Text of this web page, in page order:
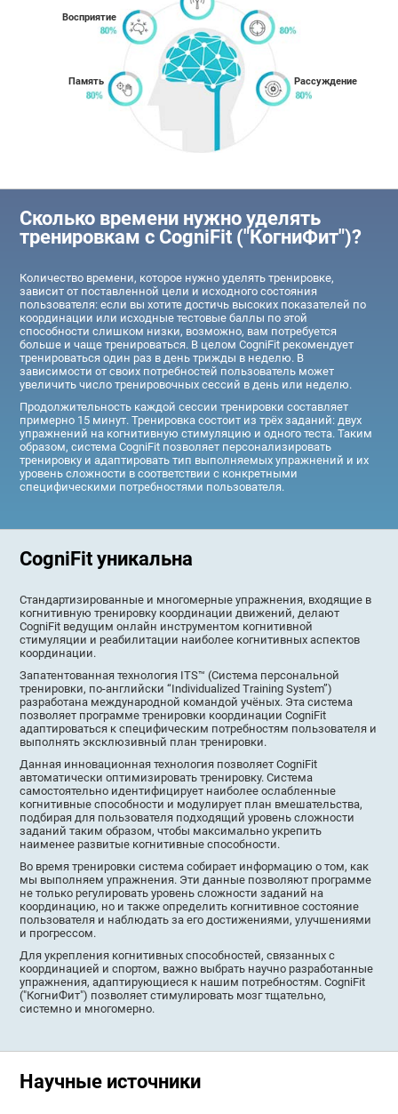
Память
Восприятие
Рассуждение
Сколько времени нужно уделять
тренировкам с CogniFit ("КогниФит")?
Количество времени, которое нужно уделять тренировке,
зависит от поставленной цели и исходного состояния
пользователя: если вы хотите достичь высоких показателей по
координации или исходные тестовые баллы по этой
способности слишком низки, возможно, вам потребуется
больше и чаще тренироваться. В целом CogniFit рекомендует
тренироваться один раз в день трижды в неделю. В
зависимости от своих потребностей пользователь может
увеличить число тренировочных сессий в день или неделю.
Продолжительность каждой сессии тренировки составляет
примерно 15 минут. Тренировка состоит из трёх заданий: двух
упражнений на когнитивную стимуляцию и одного теста. Таким
образом, система CogniFit позволяет персонализировать
тренировку и адаптировать тип выполняемых упражнений и их
уровень сложности в соответствии с конкретными
специфическими потребностями пользователя.
CogniFit уникальна
Стандартизированные и многомерные упражнения, входящие в
когнитивную тренировку координации движений, делают
CogniFit ведущим онлайн инструментом когнитивной
стимуляции и реабилитации наиболее когнитивных аспектов
координации.
Запатентованная технология ITS™ (Система персональной
тренировки, по-английски “Individualized Training System”)
разработана международной командой учёных. Эта система
позволяет программе тренировки координации CogniFit
адаптироваться к специфическим потребностям пользователя и
выполнять эксклюзивный план тренировки.
Данная инновационная технология позволяет CogniFit
автоматически оптимизировать тренировку. Система
самостоятельно идентифицирует наиболее ослабленные
когнитивные способности и модулирует план вмешательства,
подбирая для пользователя подходящий уровень сложности
заданий таким образом, чтобы максимально укрепить
наименее развитые когнитивные способности.
Во время тренировки система собирает информацию о том, как
мы выполняем упражнения. Эти данные позволяют программе
не только регулировать уровень сложности заданий на
координацию, но и также определить когнитивное состояние
пользователя и наблюдать за его достижениями, улучшениями
и прогрессом.
Для укрепления когнитивных способностей, связанных с
координацией и спортом, важно выбрать научно разработанные
упражнения, адаптирующиеся к нашим потребностям. CogniFit
("КогниФит") позволяет стимулировать мозг тщательно,
системно и многомерно.
Научные источники